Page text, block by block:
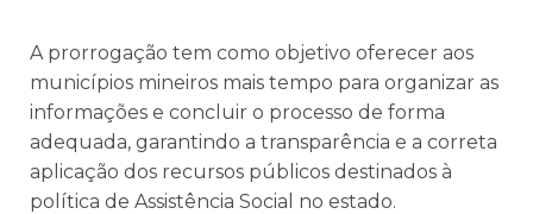
A prorrogação tem como objetivo oferecer aos
municípios mineiros mais tempo para organizar as
informações e concluir o processo de forma
adequada, garantindo a transparência e a correta
aplicação dos recursos públicos destinados à
política de Assistência Social no estado.